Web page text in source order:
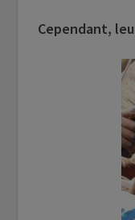
Cependant,